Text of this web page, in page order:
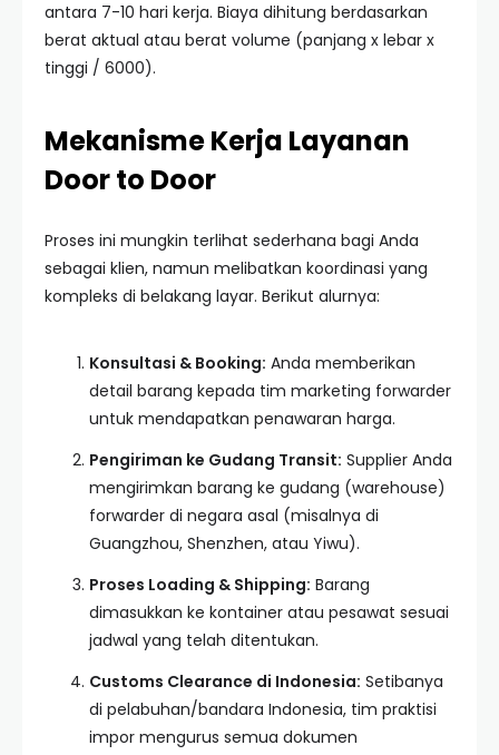
antara 7-10 hari kerja. Biaya dihitung berdasarkan
berat aktual atau berat volume (panjang x lebar x
tinggi / 6000).
Mekanisme Kerja Layanan
Door to Door
Proses ini mungkin terlihat sederhana bagi Anda
sebagai klien, namun melibatkan koordinasi yang
kompleks di belakang layar. Berikut alurnya:
Konsultasi & Booking: Anda memberikan
detail barang kepada tim marketing forwarder
untuk mendapatkan penawaran harga.
Pengiriman ke Gudang Transit: Supplier Anda
mengirimkan barang ke gudang (warehouse)
forwarder di negara asal (misalnya di
Guangzhou, Shenzhen, atau Yiwu).
Proses Loading & Shipping: Barang
dimasukkan ke kontainer atau pesawat sesuai
jadwal yang telah ditentukan.
Customs Clearance di Indonesia: Setibanya
di pelabuhan/bandara Indonesia, tim praktisi
impor mengurus semua dokumen